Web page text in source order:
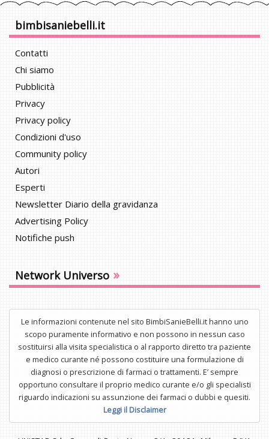
bimbisaniebelli.it
Contatti
Chi siamo
Pubblicità
Privacy
Privacy policy
Condizioni d'uso
Community policy
Autori
Esperti
Newsletter Diario della gravidanza
Advertising Policy
Notifiche push
Network Universo »
Le informazioni contenute nel sito BimbiSanieBelli.it hanno uno
scopo puramente informativo e non possono in nessun caso
sostituirsi alla visita specialistica o al rapporto diretto tra paziente
e medico curante né possono costituire una formulazione di
diagnosi o prescrizione di farmaci o trattamenti. E’ sempre
opportuno consultare il proprio medico curante e/o gli specialisti
riguardo indicazioni su assunzione dei farmaci o dubbi e quesiti.
Leggi il Disclaimer